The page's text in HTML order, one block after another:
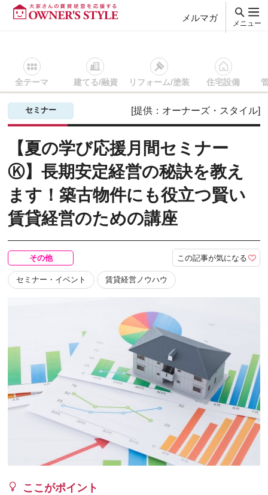
メルマガ
メニュー
全テーマ 建てる/融資 リフォーム/塗装 住宅設備
賃貸経営ＴＯＰ その他 セミナー・イベントを探す 【夏の
セミナー [提供：オーナーズ・スタイル]
【夏の学び応援月間セミナー
Ⓚ】長期安定経営の秘訣を教え
ます！築古物件にも役立つ賢い
賃貸経営のための講座
その他
セミナー・イベント 賃貸経営ノウハウ
この記事が気になる
ここがポイント